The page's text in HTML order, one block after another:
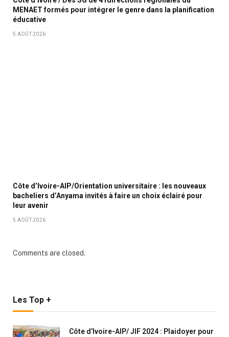
MENAET formés pour intégrer le genre dans la planification
éducative
5 AOÛT 2026
Côte d’Ivoire-AIP/Orientation universitaire : les nouveaux
bacheliers d’Anyama invités à faire un choix éclairé pour
leur avenir
5 AOÛT 2026
Comments are closed.
Les Top +
Côte d’Ivoire-AIP/ JIF 2024 : Plaidoyer pour